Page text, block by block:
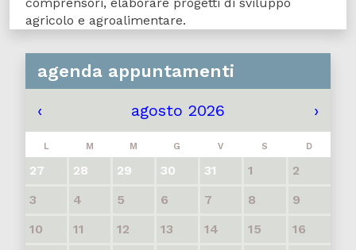
agricolo e agroalimentare.
agenda appuntamenti
‹ agosto 2026 ›
L M M G V S D
27 28 29 30 31 1
2
3
4 5 6 7 8
9
10
11 12 13 14 15
16